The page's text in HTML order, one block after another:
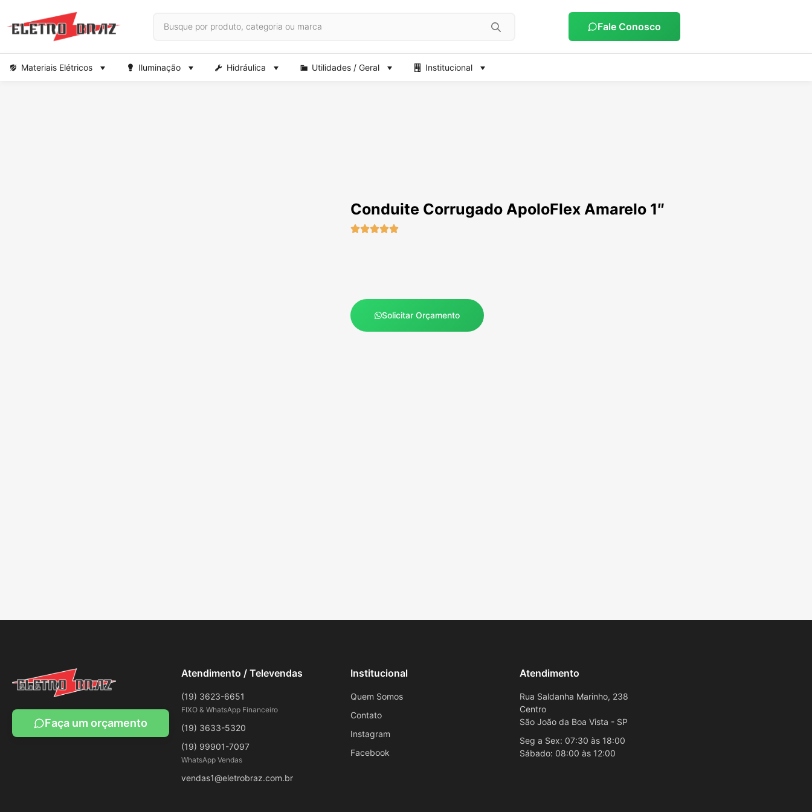
Fale Conosco
Materiais Elétricos Iluminação Hidráulica Utilidades / Geral Institucional
Conduite Corrugado ApoloFlex Amarelo 1″

Solicitar Orçamento
Faça um orçamento
Atendimento / Televendas
(19) 3623-6651
FIXO & WhatsApp Financeiro
(19) 3633-5320
(19) 99901-7097
WhatsApp Vendas
vendas1@eletrobraz.com.br
Institucional
Quem Somos
Contato
Instagram
Facebook
Atendimento
Rua Saldanha Marinho, 238
Centro
São João da Boa Vista - SP
Seg a Sex: 07:30 às 18:00
Sábado: 08:00 às 12:00